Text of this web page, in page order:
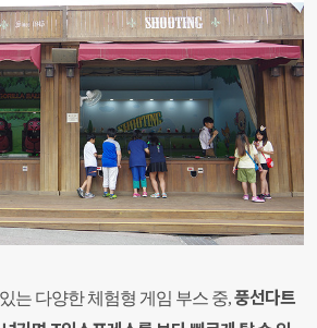
는 다양한 체험형 게임 부스 중,풍선다트